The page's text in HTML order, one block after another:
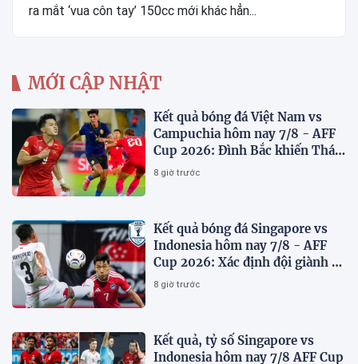
ra mắt ‘vua côn tay’ 150cc mới khác hẳn...
MỚI CẬP NHẬT
Kết quả bóng đá Việt Nam vs
Campuchia hôm nay 7/8 - AFF
Cup 2026: Đình Bắc khiến Thái
Lan run sợ
8 giờ trước
Kết quả bóng đá Singapore vs
Indonesia hôm nay 7/8 - AFF
Cup 2026: Xác định đội giành vé
Bán kết
8 giờ trước
Kết quả, tỷ số Singapore vs
Indonesia hôm nay 7/8 AFF Cup